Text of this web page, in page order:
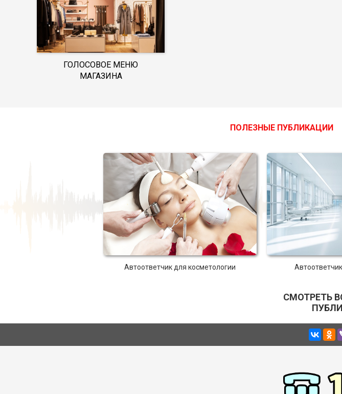
ГОЛОСОВОЕ МЕНЮ
МАГАЗИНА
ПОЛЕЗНЫЕ ПУБЛИКАЦИИ
Автоответчик для косметологии
СМОТРЕТЬ